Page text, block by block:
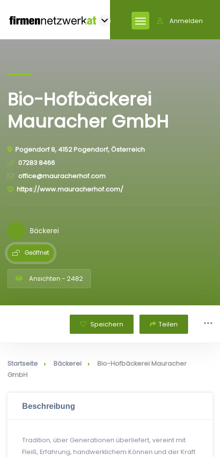
Anmelden
Bio-Hofbäckerei
Mauracher GmbH
Pogendorf 8, 4152 Pogendorf, Österreich
07283 8466
office@mauracherhof.com
https://www.mauracherhof.com/
Bäckerei
Geöffnet
Ansichten - 2482
Speichern Teilen
Startseite Bäckerei
Bio-Hofbäckerei Mauracher
GmbH
Beschreibung
Tradition, über Generationen überliefert, vereint mit
Fleiß, Erfahrung, handwerklichem Können und der Kraft